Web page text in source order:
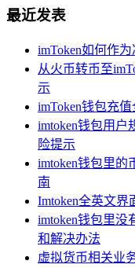
最近发表
imToken如何作
从火币转币至
示
imToken钱包充
imtoken钱包用户
险提示
imtoken钱包里的
南
Imtoken全英文
imtoken钱包里没
和解决办法
虚拟货币相关业